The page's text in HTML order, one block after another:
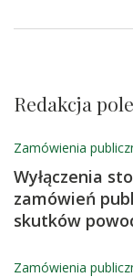
Redakcja
Zamówienia
Wyłączenia
zamówień
skutków
Zamówienia